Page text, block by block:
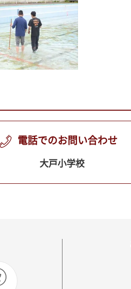
電話でのお問い合わせ
大戸小学校